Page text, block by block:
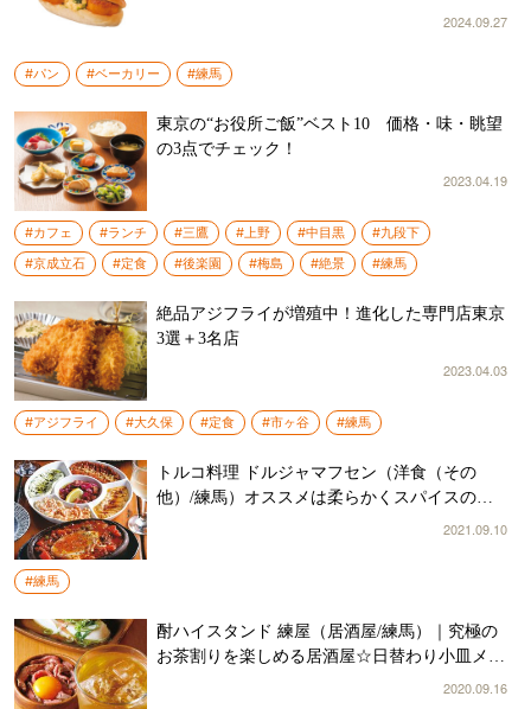
2024.09.27
#パン #ベーカリー #練馬
東京の“お役所ご飯”ベスト10 価格・味・眺望
の3点でチェック！
2023.04.19
#カフェ #ランチ #三鷹 #上野 #中目黒
#九段下
#京成立石
#定食 #後楽園 #梅島 #絶景 #練馬
絶品アジフライが増殖中！進化した専門店東京
3選＋3名店
2023.04.03
#アジフライ #大久保 #定食 #市ヶ谷 #練馬
トルコ料理 ドルジャマフセン（洋食（その
他）/練馬）オススメは柔らかくスパイスのき
2021.09.10
#練馬
酎ハイスタンド 練屋（居酒屋/練馬）｜究極の
お茶割りを楽しめる居酒屋☆日替わり小皿メニ
2020.09.16